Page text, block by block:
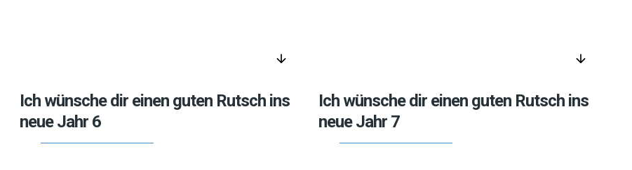
arrow_downward
Ich wünsche dir einen guten Rutsch ins
neue Jahr 6
arrow_downward
Ich wünsche dir einen guten Rutsch ins
neue Jahr 7